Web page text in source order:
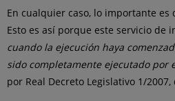
En cualquier caso, lo importante
Esto es así porque este servicio de
cuando la ejecución haya
sido completamente ejecutado por
por Real Decreto Legislativo 1/